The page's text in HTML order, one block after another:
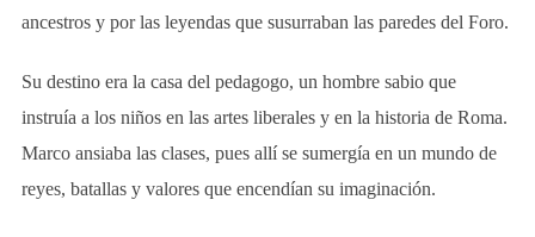
ancestros y por las leyendas que susurraban las paredes del Foro.
Su destino era la casa del pedagogo, un hombre sabio que
instruía a los niños en las artes liberales y en la historia de Roma.
Marco ansiaba las clases, pues allí se sumergía en un mundo de
reyes, batallas y valores que encendían su imaginación.